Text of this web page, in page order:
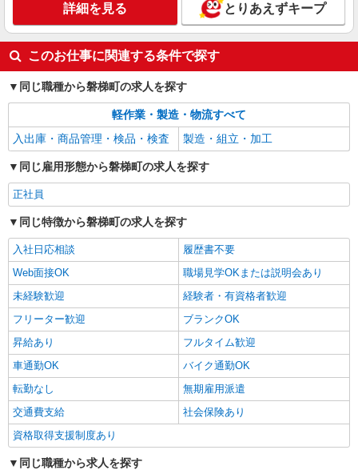
詳細を見る とりあえずキープ
このお仕事に関連する条件で探す
同じ職種から磐梯町の求人を探す
軽作業・製造・物流すべて
入出庫・商品管理・検品・検査
製造・組立・加工
同じ雇用形態から磐梯町の求人を探す
正社員
同じ特徴から磐梯町の求人を探す
入社日応相談
履歴書不要
Web面接OK
職場見学OKまたは説明会あり
未経験歓迎
経験者・有資格者歓迎
フリーター歓迎
ブランクOK
昇給あり
フルタイム歓迎
車通勤OK
バイク通勤OK
転勤なし
無期雇用派遣
交通費支給
社会保険あり
資格取得支援制度あり
同じ職種から求人を探す